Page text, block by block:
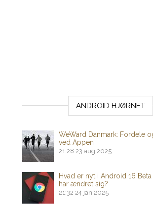
ANDROID HJØRNET
WeWard Danmark: Fordele
ved Appen
21:28 23 aug 2025
Hvad er nyt i Android 16 Beta
har ændret sig?
21:32 24 jan 2025